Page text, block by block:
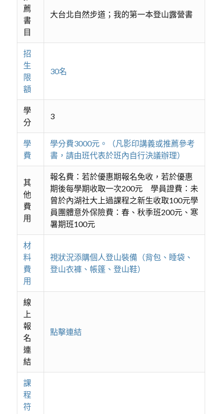
薦
書
目
大台北自然步道；我的第一本登山露營書
招
生
限
額
30名
學
分
3
學
費
學分費3000元。（凡影印講義或推薦參考
書，請由班代表於班內自行決議辦理）
其
他
費
用
報名費：若於優惠期報名免收，若於優惠
期後每學期收取一次200元 學員證費：未
曾於內湖社大上過課程之新生收取100元學
員團體意外保險費：春、秋季班200元、寒
暑期班100元
材
料
費
用
視狀況添購個人登山裝備（背包、睡袋、
登山衣褲、帳篷、登山鞋）
線
上
報
名
連
結
點擊連結
課
程
符